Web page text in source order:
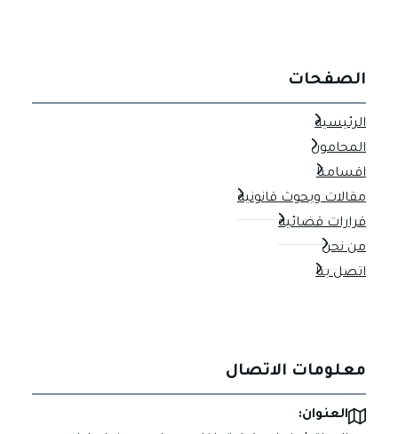
الصفحات
الرئيسية
المحامون
اقسامنا
مقالات وبحوث قانونية
قرارات قضائية
من نحن
اتصل بنا
معلومات الاتصال
العنوان: